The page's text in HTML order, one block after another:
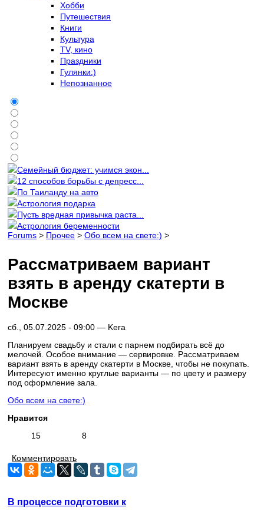
Хобби
Путешествия
Книги
Культура
TV, кино
Праздники
Гулянки:)
Непознанное
Семейный бюджет: учимся экон...
12 способов борьбы с депресс...
По Таиланду на авто
Астрология подарка
Пусть вредная привычка раста...
Астрология беременности
Forums > Прочее > Обо всем на свете:) >
Рассматриваем вариант
взять в аренду скатерти в
Москве
сб., 05.07.2025 - 09:00 — Kera
Планируем свадьбу и стали с парнем подбирать всё до
мелочей. Особое внимание — сервировке. Рассматриваем
вариант взять в аренду скатерти в Москве, чтобы не покупать.
Интересуют именно круглые варианты — по цвету и размеру
под оформление зала.
Обо всем на свете:)
Нравится
15
8
Комментировать
В процессе подготовки к